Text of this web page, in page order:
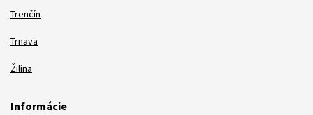
Trenčín
Trnava
Žilina
Informácie